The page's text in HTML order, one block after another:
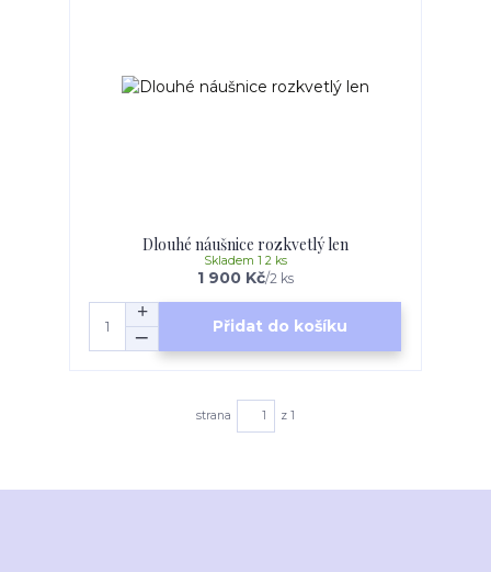
Dlouhé náušnice rozkvetlý len
1 900 Kč/2 ks
Skladem 1 2 ks
Přidat do košíku
strana z 1